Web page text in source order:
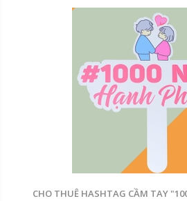
CHO THUÊ HASHTAG CẦM TAY